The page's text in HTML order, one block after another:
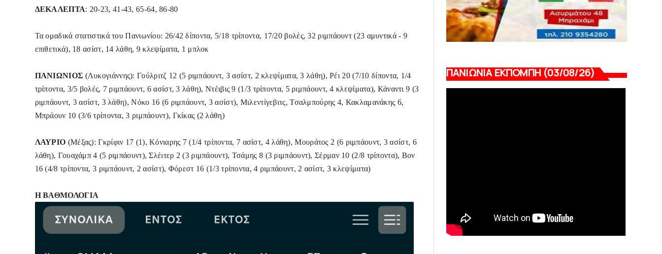
ΔΕΚΑΛΕΠΤΑ: 20-23, 41-43, 65-64, 86-80
Τα ομαδικά στατιστικά του Πανιωνίου: 26/42 δίποντα, 5/18 τρίποντα, 17/20 βολές, 32 ριμπάουντ (23 αμυντικά - 9
επιθετικά), 18 ασίστ, 14 λάθη, 9 κλεψίματα, 1 μπλοκ
ΠΑΝΙΩΝΙΟΣ (Λυκογιάννης): Γούλριτζ 12 (5 ριμπάουντ, 3 ασίστ, 2 κλεψίματα, 3 λάθη), Ρέι 20 (7/10 δίποντα, 1/4
τρίποντα, 3/5 βολές, 7 ριμπάουντ, 6 ασίστ, 3 λάθη), Ντέιβις 9 (1/3 τρίποντα, 5 ριμπάουντ, 4 κλεψίματα), Κάναντι 9 (3
ριμπάουντ, 3 ασίστ, 3 λάθη), Νόκο 16 (6 ριμπάουντ, 3 ασίστ), Μιλεντίγεβιτς, Τσαλμπούρης 4, Κακλαμανάκης 6,
Μπράουν 10 (3/6 τρίποντα, 3 ριμπάουντ), Γκίκας (2 λάθη)
ΛΑΥΡΙΟ (Μέξας): Γκρίφιν 17 (1), Κόνιαρης 7 (1/4 τρίποντα, 7 ασίστ, 4 λάθη), Μουράτος 2 (6 ριμπάουντ, 3 ασίστ, 6
λάθη), Γουαχάμπ 4 (5 ριμπάουντ), Σλέιτερ 2 (3 ριμπάουντ), Τσάμης 8 (3 ριμπάουντ), Σέρμαν 10 (2/8 τρίποντα), Βον
16 (4/8 τρίποντα, 3 ριμπάουντ, 2 ασίστ), Φόρεστ 16 (1/3 τρίποντα, 4 ριμπάουντ, 2 ασίστ, 3 κλεψίματα)
Η ΒΑΘΜΟΛΟΓΙΑ
ΠΑΝΙΩΝΙΑ ΕΚΠΟΜΠΗ (03/08/26)